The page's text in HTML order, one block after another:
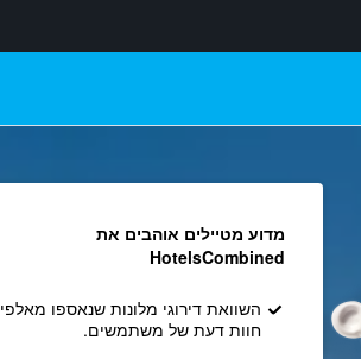
מדוע מטיילים אוהבים את
HotelsCombined
השוואת דירוגי מלונות שנאספו מאלפי
חוות דעת של משתמשים.